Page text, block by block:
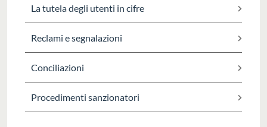
La tutela degli utenti in cifre
Reclami e segnalazioni
Conciliazioni
Procedimenti sanzionatori